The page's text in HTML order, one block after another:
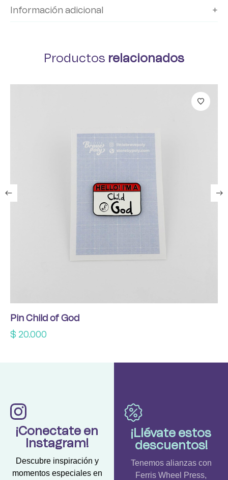
Información adicional
Productos relacionados
Pin Child of God
$ 20.000
¡Conectate en
Instagram!
Descubre inspiración y
momentos especiales en
¡Llévate estos
descuentos!
Tenemos alianzas con
Ferris Wheel Press,